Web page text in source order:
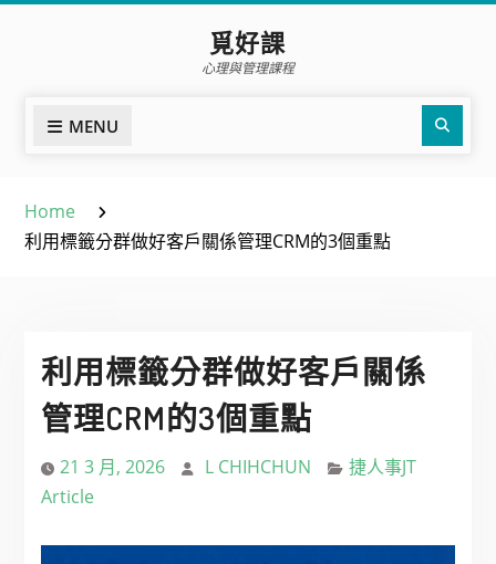
覓好課
心理與管理課程
MENU
Home
利用標籤分群做好客戶關係管理CRM的3個重點
利用標籤分群做好客戶關係
管理CRM的3個重點
21 3 月, 2026 L CHIHCHUN
捷人事JT
Article